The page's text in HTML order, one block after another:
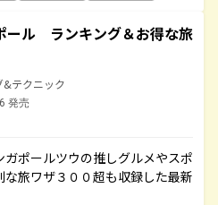
ール ランキング＆お得な旅
&テクニック
発売
ポールツウの推しグルメやスポ
旅ワザ３００超も収録した最新